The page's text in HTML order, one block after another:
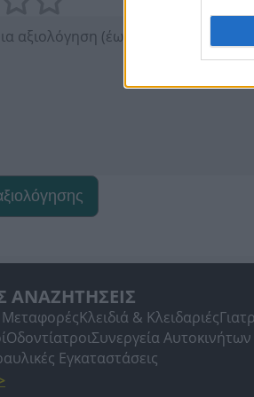
ΑΝΑΖΗΤΗΣΕΙΣ
ΜεταφορέςΚλειδιά & Κλειδαριές
ΟδοντίατροιΣυνεργεία Αυτοκινήτων
Εγκαταστάσεις